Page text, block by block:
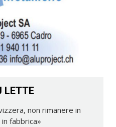
LETTE
non rimanere in
fabbrica»